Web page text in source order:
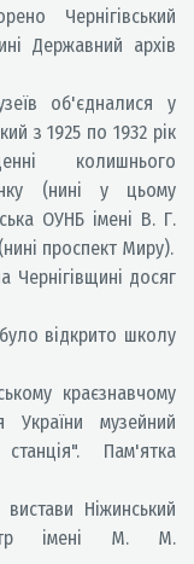
Чернігівський
Державний архів
об'єдналися у
з 1925 по 1932 рік
колишнього
(нині у цьому
ОУНБ імені В. Г.
проспект Миру).
Чернігівщині досяг
відкрито школу
краєзнавчому
України музейний
Пам'ятка
Ніжинський
імені М. М.